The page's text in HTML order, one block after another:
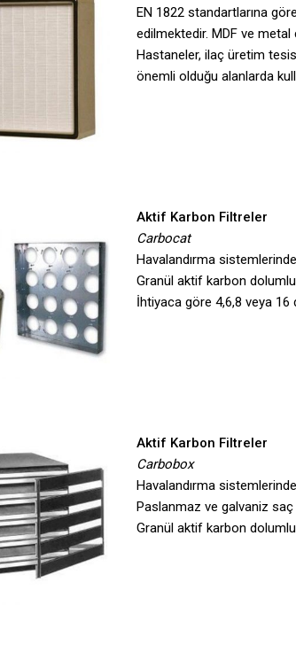
EN 1822 standartlarına
edilmektedir. MDF ve
Hastaneler, ilaç üretim
önemli olduğu alanlarda
Aktif Karbon Filtreler
Carbocat
Havalandırma
Granül aktif karbon
İhtiyaca göre 4,6,8 veya 16
Aktif Karbon Filtreler
Carbobox
Havalandırma
Paslanmaz ve galvaniz
Granül aktif karbon